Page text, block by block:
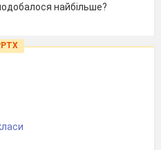
найбільше?